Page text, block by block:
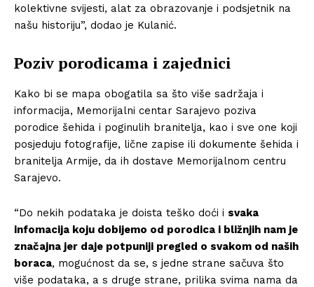
kolektivne svijesti, alat za obrazovanje i podsjetnik na
našu historiju”, dodao je Kulanić.
Poziv porodicama i zajednici
Kako bi se mapa obogatila sa što više sadržaja i
informacija, Memorijalni centar Sarajevo poziva
porodice šehida i poginulih branitelja, kao i sve one koji
posjeduju fotografije, lične zapise ili dokumente šehida i
branitelja Armije, da ih dostave Memorijalnom centru
Sarajevo.
“Do nekih podataka je doista teško doći i svaka
infomacija koju dobijemo od porodica i bližnjih nam je
značajna jer daje potpuniji pregled o svakom od naših
boraca, mogućnost da se, s jedne strane sačuva što
više podataka, a s druge strane, prilika svima nama da